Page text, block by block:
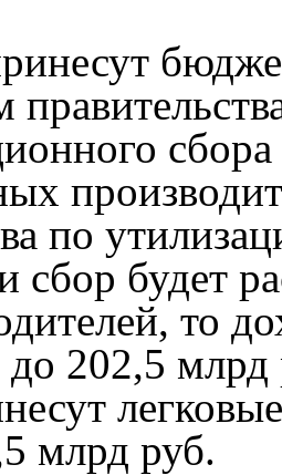
по
сбор будет
то
202,5
млрд руб.